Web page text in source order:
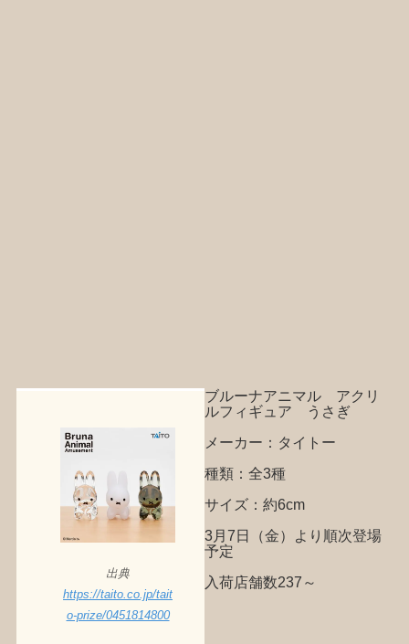
出典
https://taito.co.jp/tait
o-prize/0451814800
ブルーナアニマル アクリ
ルフィギュア うさぎ
メーカー：タイトー
種類：全3種
サイズ：約6cm
3月7日（金）より順次登場
予定
入荷店舗数237～